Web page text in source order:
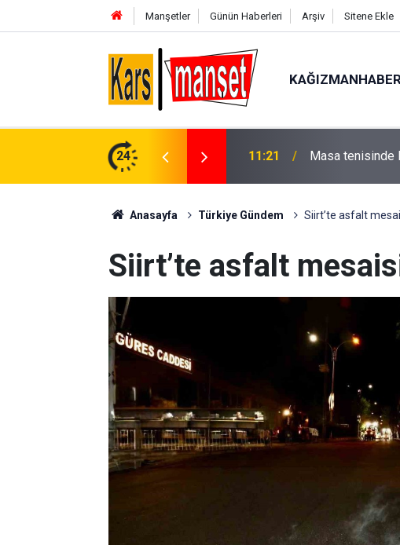
Manşetler Günün Haberleri Arşiv Sitene Ekle
KAĞIZMANHABER
24
finallerinde büyük başarı 11:20 Vali Aydoğdu
Anasayfa Türkiye Gündem Siirt’te asfalt
Siirt’te asfalt